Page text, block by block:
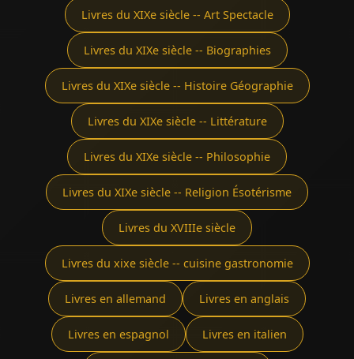
Livres du XIXe siècle -- Art Spectacle
Livres du XIXe siècle -- Biographies
Livres du XIXe siècle -- Histoire Géographie
Livres du XIXe siècle -- Littérature
Livres du XIXe siècle -- Philosophie
Livres du XIXe siècle -- Religion Ésotérisme
Livres du XVIIIe siècle
Livres du xixe siècle -- cuisine gastronomie
Livres en allemand Livres en anglais
Livres en espagnol Livres en italien